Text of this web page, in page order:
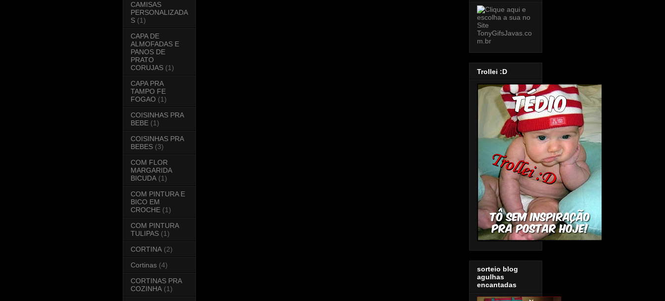
CAMISAS
PERSONALIZADA
S (1)
CAPA DE
ALMOFADAS E
PANOS DE
PRATO
CORUJAS (1)
CAPA PRA
TAMPO FE
FOGAO (1)
COISINHAS PRA
BEBE (1)
COISINHAS PRA
BEBES (3)
COM FLOR
MARGARIDA
BICUDA (1)
COM PINTURA E
BICO EM
CROCHE (1)
COM PINTURA
TULIPAS (1)
CORTINA (2)
Cortinas (4)
CORTINAS PRA
COZINHA (1)
Trollei :D
sorteio blog
agulhas
encantadas